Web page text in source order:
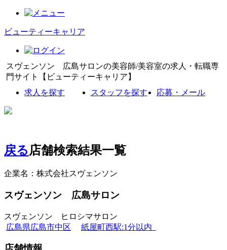
ビューティーキャリア
スヴェンソン 広島サロンの美容師/美容室の求人・転職専
門サイト【ビューティーキャリア】
求人を探す
スタッフを探す 応募・メール
戻る店舗検索結果一覧
企業名：株式会社スヴェンソン
スヴェンソン 広島サロン
スヴェンソン ヒロシマサロン
広島県広島市中区
紙屋町西駅:1分以内